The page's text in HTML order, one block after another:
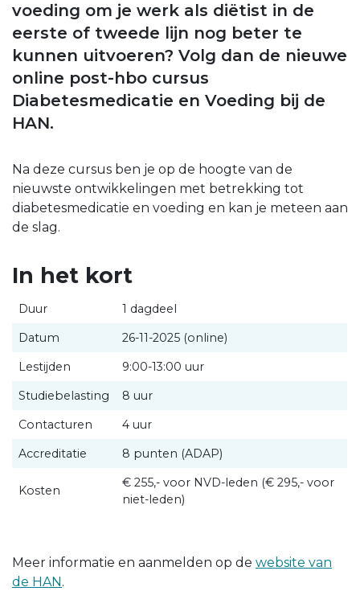
voeding om je werk als diëtist in de
eerste of tweede lijn nog beter te
kunnen uitvoeren? Volg dan de nieuwe
online post-hbo cursus
Diabetesmedicatie en Voeding bij de
HAN.
Na deze cursus ben je op de hoogte van de
nieuwste ontwikkelingen met betrekking tot
diabetesmedicatie en voeding en kan je meteen aan
de slag.
In het kort
Duur
1 dagdeel
Datum
26-11-2025 (online)
Lestijden
9:00-13:00 uur
Studiebelasting
8 uur
Contacturen
4 uur
Accreditatie
8 punten (ADAP)
Kosten
€ 255,- voor NVD-leden (€ 295,- voor
niet-leden)
Meer informatie en aanmelden op de website van
de HAN .